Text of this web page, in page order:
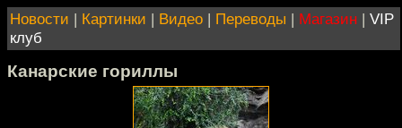
Новости | Картинки | Видео | Переводы | Магазин | VIP
клуб
Канарские гориллы